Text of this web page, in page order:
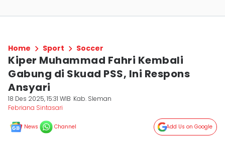
Home Sport Soccer
Kiper Muhammad Fahri Kembali
Gabung di Skuad PSS, Ini Respons
Ansyari
18 Des 2025, 15:31 WIB Kab. Sleman
Febriana Sintasari
News Channel Add Us on Google